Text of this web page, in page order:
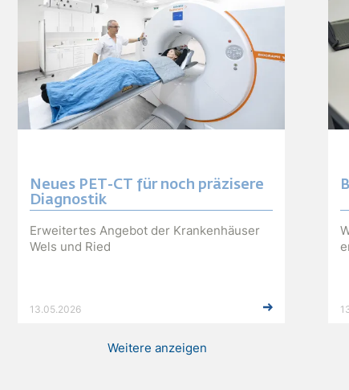
Neues PET-CT für noch präzisere
Diagnostik
Erweitertes Angebot der Krankenhäuser
Wels und Ried
13.05.2026
Weitere anzeigen